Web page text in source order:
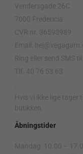
Vendersgade 26C
7000 Fredericia
CVR nr. 36593989
Email:
Ring eller send SMS til
Tlf. 40 76 53 63
Hvis vi ikke lige tager
butikken.
Åbningstider
Mandag: 10.00 –